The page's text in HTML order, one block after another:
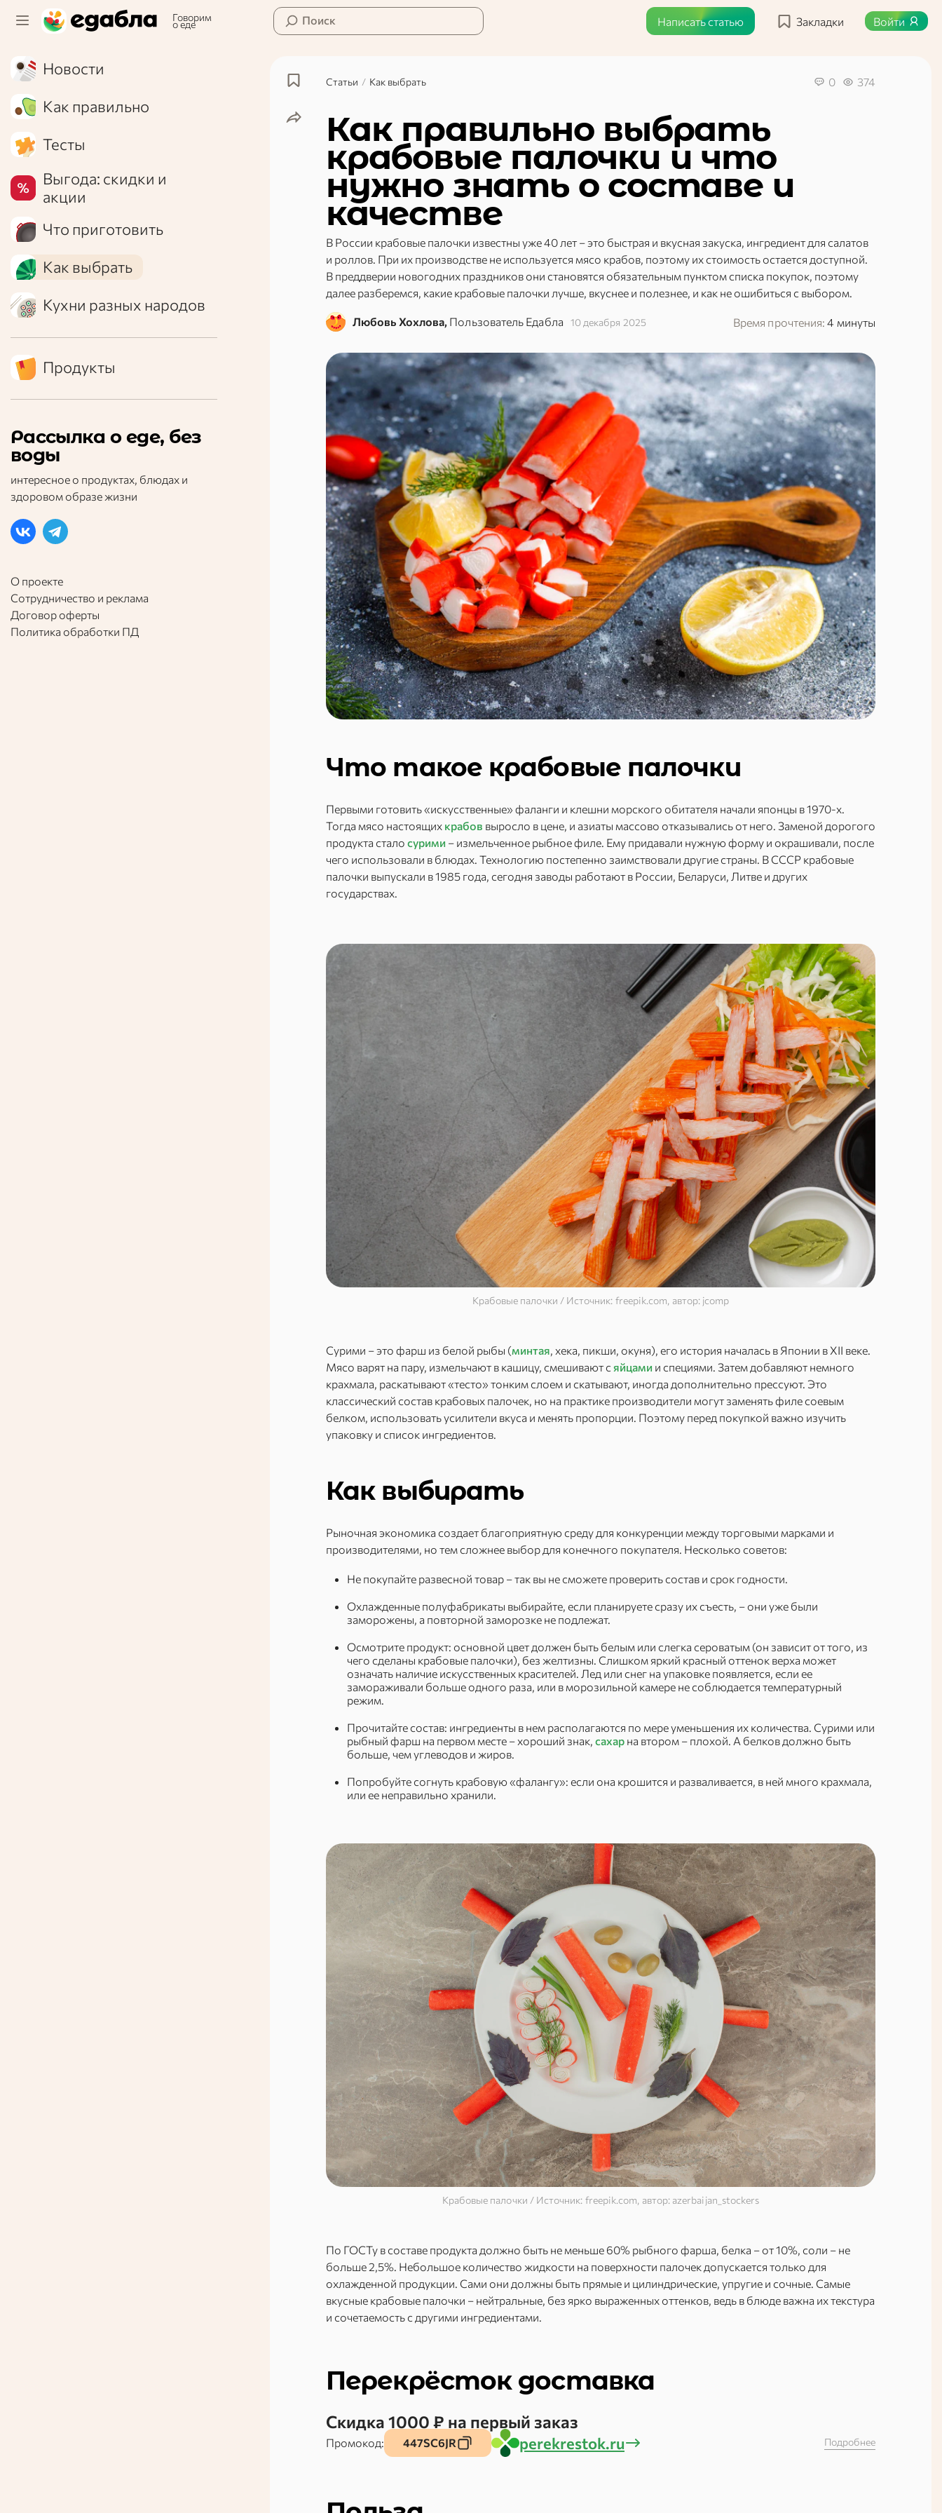
Говорим
о еде Поиск Написать статью Закладки Войти
Новости
Как правильно
Тесты
Выгода: скидки и
акции
Что приготовить
Как выбрать
Кухни разных народов
Продукты
Рассылка о еде, без
воды
интересное о продуктах, блюдах и
здоровом образе жизни
О проекте
Сотрудничество и реклама
Договор оферты
Политика обработки ПД
Статьи / Как выбрать 0 374
Как правильно выбрать
крабовые палочки и что
нужно знать о составе и
качестве
В России крабовые палочки известны уже 40 лет – это быстрая и вкусная закуска, ингредиент для салатов
и роллов. При их производстве не используется мясо крабов, поэтому их стоимость остается доступной.
В преддверии новогодних праздников они становятся обязательным пунктом списка покупок, поэтому
далее разберемся, какие крабовые палочки лучше, вкуснее и полезнее, и как не ошибиться с выбором.
Любовь Хохлова, Пользователь Едабла 10 декабря 2025 Время прочтения: 4 минуты
Что такое крабовые палочки
Первыми готовить «искусственные» фаланги и клешни морского обитателя начали японцы в 1970-х.
Тогда мясо настоящих крабов выросло в цене, и азиаты массово отказывались от него. Заменой дорогого
продукта стало сурими – измельченное рыбное филе. Ему придавали нужную форму и окрашивали, после
чего использовали в блюдах. Технологию постепенно заимствовали другие страны. В СССР крабовые
палочки выпускали в 1985 года, сегодня заводы работают в России, Беларуси, Литве и других
государствах.
Крабовые палочки / Источник: freepik.com, автор: jcomp
Сурими – это фарш из белой рыбы (минтая, хека, пикши, окуня), его история началась в Японии в XII веке.
Мясо варят на пару, измельчают в кашицу, смешивают с яйцами и специями. Затем добавляют немного
крахмала, раскатывают «тесто» тонким слоем и скатывают, иногда дополнительно прессуют. Это
классический состав крабовых палочек, но на практике производители могут заменять филе соевым
белком, использовать усилители вкуса и менять пропорции. Поэтому перед покупкой важно изучить
упаковку и список ингредиентов.
Как выбирать
Рыночная экономика создает благоприятную среду для конкуренции между торговыми марками и
производителями, но тем сложнее выбор для конечного покупателя. Несколько советов:
Не покупайте развесной товар – так вы не сможете проверить состав и срок годности.
Охлажденные полуфабрикаты выбирайте, если планируете сразу их съесть, – они уже были
заморожены, а повторной заморозке не подлежат.
Осмотрите продукт: основной цвет должен быть белым или слегка сероватым (он зависит от того, из
чего сделаны крабовые палочки), без желтизны. Слишком яркий красный оттенок верха может
означать наличие искусственных красителей. Лед или снег на упаковке появляется, если ее
замораживали больше одного раза, или в морозильной камере не соблюдается температурный
режим.
Прочитайте состав: ингредиенты в нем располагаются по мере уменьшения их количества. Сурими или
рыбный фарш на первом месте – хороший знак, сахар на втором – плохой. А белков должно быть
больше, чем углеводов и жиров.
Попробуйте согнуть крабовую «фалангу»: если она крошится и разваливается, в ней много крахмала,
или ее неправильно хранили.
Крабовые палочки / Источник: freepik.com, автор: azerbaijan_stockers
По ГОСТу в составе продукта должно быть не меньше 60% рыбного фарша, белка – от 10%, соли – не
больше 2,5%. Небольшое количество жидкости на поверхности палочек допускается только для
охлажденной продукции. Сами они должны быть прямые и цилиндрические, упругие и сочные. Самые
вкусные крабовые палочки – нейтральные, без ярко выраженных оттенков, ведь в блюде важна их текстура
и сочетаемость с другими ингредиентами.
Перекрёсток доставка
Скидка 1000 ₽ на первый заказ
Промокод: 447SC6JR perekrestok.ru Подробнее